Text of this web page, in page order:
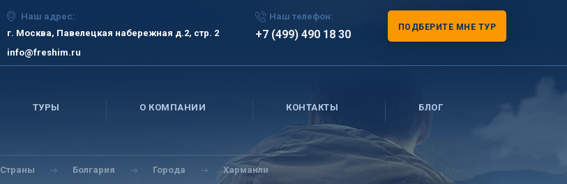
Наш адрес:
г. Москва, Павелецкая набережная д.2, стр. 2
info@freshim.ru
Наш телефон:
+7 (499) 490 18 30
ПОДБЕРИТЕ МНЕ ТУР
ТУРЫ О КОМПАНИИ КОНТАКТЫ БЛОГ
Страны Болгария Города Харманли